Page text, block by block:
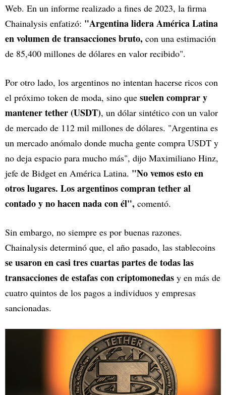
Web. En un informe realizado a fines de 2023, la firma
Chainalysis enfatizó: "Argentina lidera América Latina
en volumen de transacciones bruto, con una estimación
de 85,400 millones de dólares en valor recibido".
Por otro lado, los argentinos no intentan hacerse ricos con
el próximo token de moda, sino que suelen comprar y
mantener tether (USDT), un dólar sintético con un valor
de mercado de 112 mil millones de dólares. "Argentina es
un mercado anómalo donde mucha gente compra USDT y
no deja espacio para mucho más", dijo Maximiliano Hinz,
jefe de Bidget en América Latina. "No vemos esto en
otros lugares. Los argentinos compran tether al
contado y no hacen nada con él", comentó.
Sin embargo, no siempre es por buenas razones.
Chainalysis determinó que, el año pasado, las stablecoins
se usaron en casi tres cuartas partes de todas las
transacciones de estafas con criptomonedas y en más de
cuatro quintos de los pagos a individuos y empresas
sancionadas.